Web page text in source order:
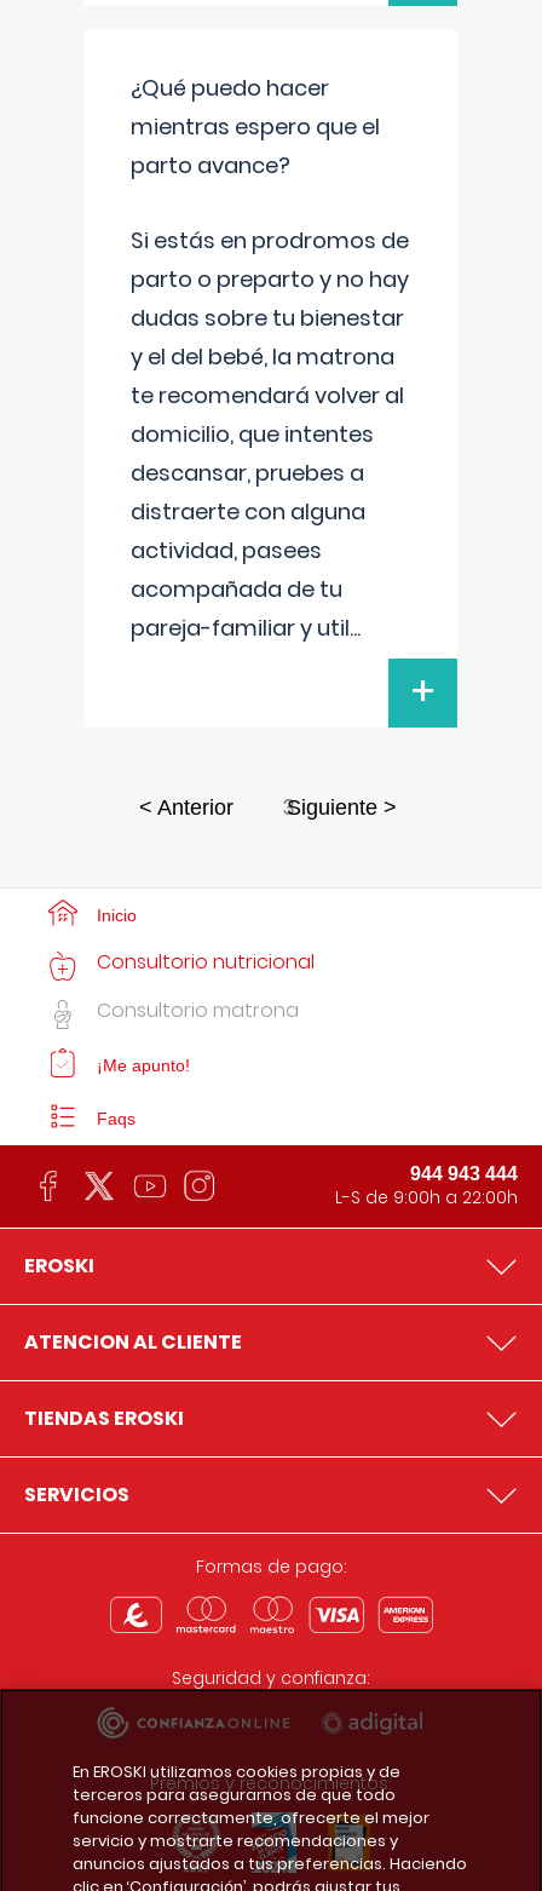
¿Qué puedo hacer
mientras espero que el
parto avance?
Si estás en prodromos de
parto o preparto y no hay
dudas sobre tu bienestar
y el del bebé, la matrona
te recomendará volver al
domicilio, que intentes
descansar, pruebes a
distraerte con alguna
actividad, pasees
acompañada de tu
pareja-familiar y util...
+
< Anterior 3Siguiente >
Inicio
Consultorio nutricional
Consultorio matrona
¡Me apunto!
Faqs
944 943 444
L-S de 9:00h a 22:00h
EROSKI
ATENCION AL CLIENTE
TIENDAS EROSKI
SERVICIOS
Formas de pago:
Seguridad y confianza:
Premios y reconocimientos:
En EROSKI utilizamos cookies propias y de
terceros para asegurarnos de que todo
funcione correctamente, ofrecerte el mejor
servicio y mostrarte recomendaciones y
anuncios ajustados a tus preferencias. Haciendo
clic en ‘Configuración’, podrás ajustar tus